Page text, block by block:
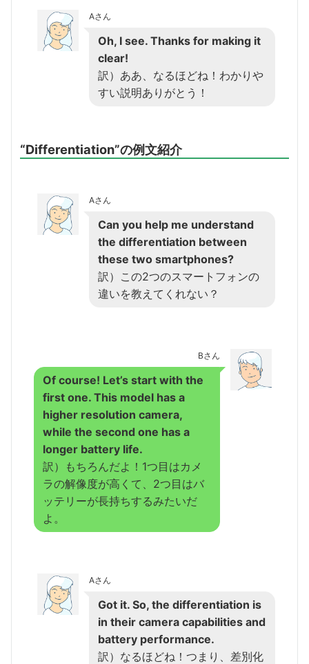
Aさん
Oh, I see. Thanks for making it
clear!
訳）ああ、なるほどね！わかりや
すい説明ありがとう！
“Differentiation”の例文紹介
Aさん
Can you help me understand
the differentiation between
these two smartphones?
訳）この2つのスマートフォンの
違いを教えてくれない？
Bさん
Of course! Let’s start with the
first one. This model has a
higher resolution camera,
while the second one has a
longer battery life.
訳）もちろんだよ！1つ目はカメ
ラの解像度が高くて、2つ目はバ
ッテリーが長持ちするみたいだ
よ。
Aさん
Got it. So, the differentiation is
in their camera capabilities and
battery performance.
訳）なるほどね！つまり、差別化